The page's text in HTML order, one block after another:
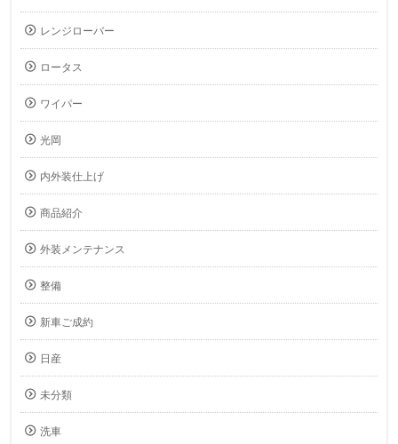
レンジローバー
ロータス
ワイパー
光岡
内外装仕上げ
商品紹介
外装メンテナンス
整備
新車ご成約
日産
未分類
洗車